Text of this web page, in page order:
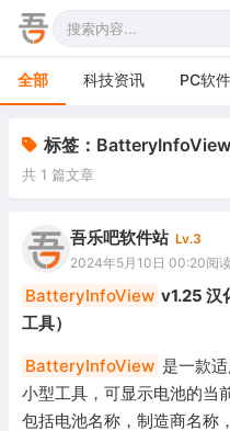
全部 科技资讯 PC软件
办公软件
网络软件
图形图像
游戏娱乐
安全防御
系统下载
手机软件
电视软件
车机软件
标签：BatteryInfoView
共 1 篇文章
吾乐吧软件站 Lv.3
2024年5月10日 00:20阅
BatteryInfoView v1.25 汉
工具）
BatteryInfoView 是一款
小型工具，可显示电池的当
包括电池名称，制造商名称